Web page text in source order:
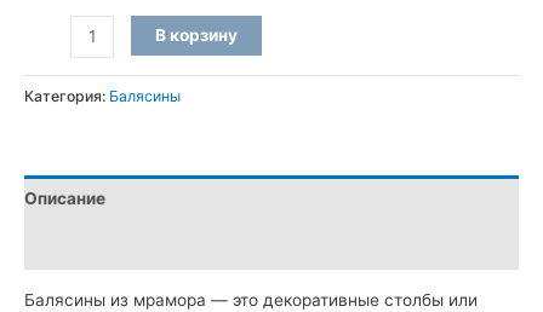
Количество
товара
Балясины
Mugla
White
В корзину
Категория: Балясины
Описание
Балясины из мрамора — это декоративные столбы или